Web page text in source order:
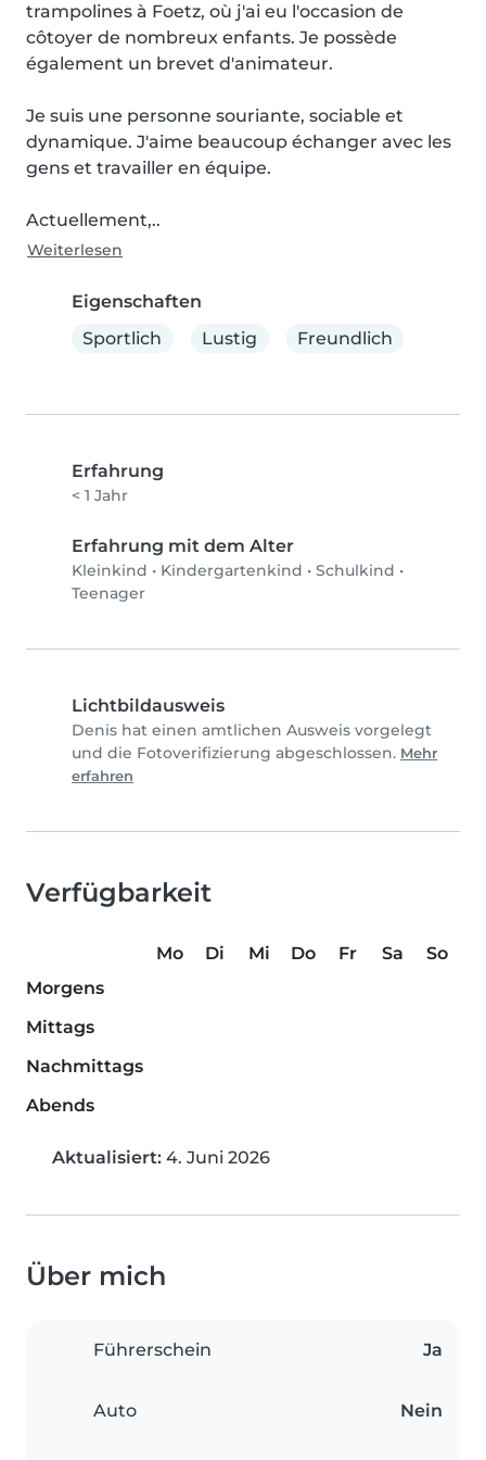
trampolines à Foetz, où j'ai eu l'occasion de
côtoyer de nombreux enfants. Je possède
également un brevet d'animateur.
Je suis une personne souriante, sociable et
dynamique. J'aime beaucoup échanger avec les
gens et travailler en équipe.
Actuellement,..
Weiterlesen
Eigenschaften
Sportlich
Lustig Freundlich
Erfahrung
< 1 Jahr
Erfahrung mit dem Alter
Kleinkind • Kindergartenkind • Schulkind •
Teenager
Lichtbildausweis
Denis hat einen amtlichen Ausweis vorgelegt
und die Fotoverifizierung abgeschlossen. Mehr
erfahren
Verfügbarkeit
Mo Di Mi Do Fr Sa
So
Morgens
Mittags
Nachmittags
Abends
Aktualisiert: 4. Juni 2026
Über mich
Führerschein Ja
Auto Nein